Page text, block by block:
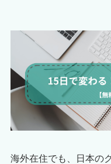
海外在住でも、日本の